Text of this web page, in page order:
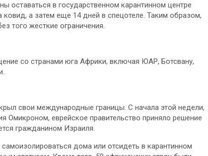
в государственном карантинном центре
а затем еще 14 дней в спецотеле. Таким образом,
того жесткие ограничения.
со странами юга Африки, включая ЮАР, Ботсвану,
свои международные границы. С начала этой недели,
Омикроном, еврейское правительство приняло решение
гражданином Израиля.
дома или отсидеть в карантинном